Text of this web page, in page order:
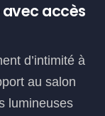
avec accès
d’intimité à
au salon
lumineuses